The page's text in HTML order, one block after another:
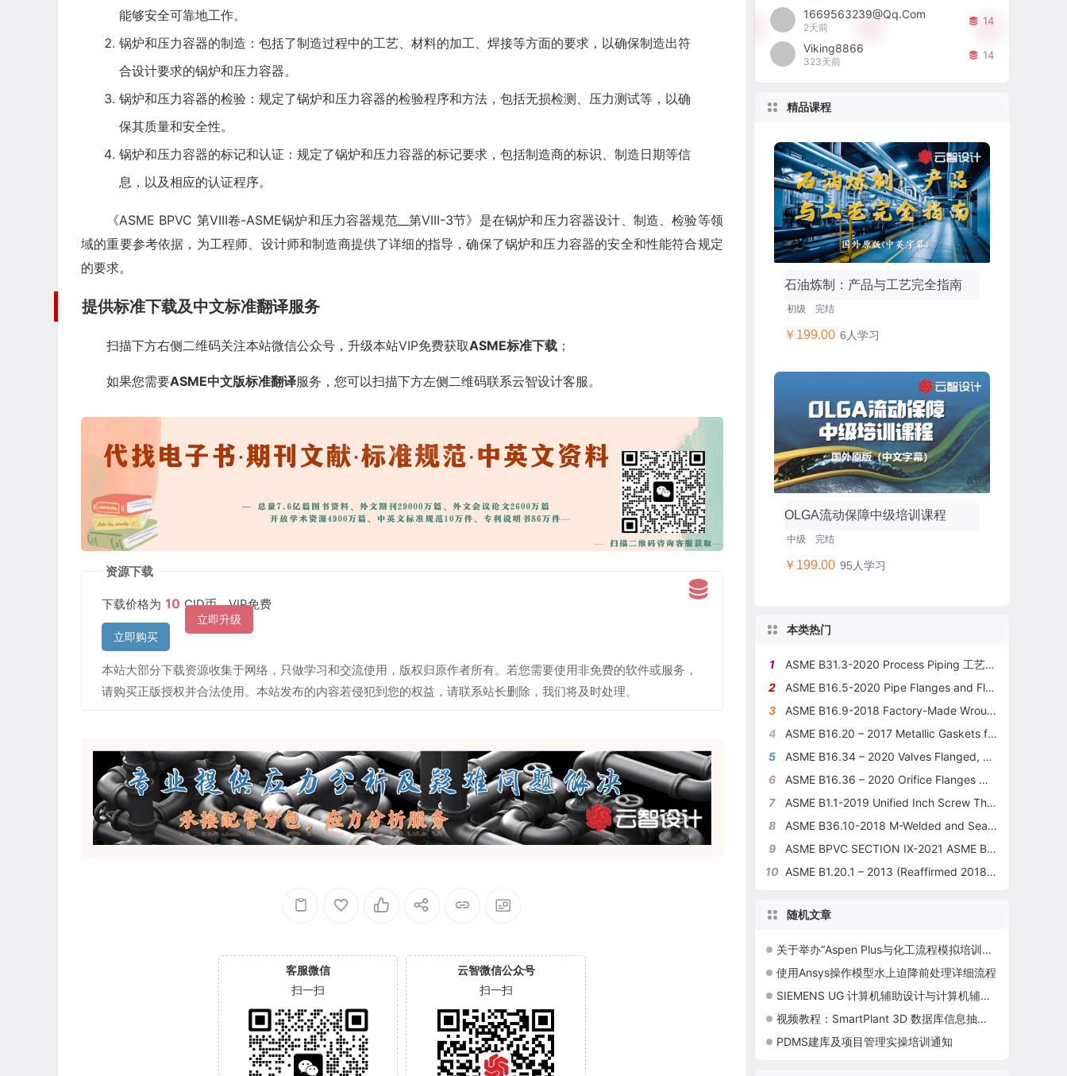
能够安全可靠地工作。
锅炉和压力容器的制造：包括了制造过程中的工艺、材料的加工、焊接等方面的要求，以确保制造出符
合设计要求的锅炉和压力容器。
锅炉和压力容器的检验：规定了锅炉和压力容器的检验程序和方法，包括无损检测、压力测试等，以确
保其质量和安全性。
锅炉和压力容器的标记和认证：规定了锅炉和压力容器的标记要求，包括制造商的标识、制造日期等信
息，以及相应的认证程序。
《ASME BPVC 第VIII卷-ASME锅炉和压力容器规范__第VIII-3节》是在锅炉和压力容器设计、制造、检验等领
域的重要参考依据，为工程师、设计师和制造商提供了详细的指导，确保了锅炉和压力容器的安全和性能符合规定
的要求。
提供标准下载及中文标准翻译服务
扫描下方右侧二维码关注本站微信公众号，升级本站VIP免费获取ASME标准下载 ；
如果您需要ASME中文版标准翻译服务，您可以扫描下方左侧二维码联系云智设计客服。
资源下载
下载价格为 10 CID币，VIP免费
立即升级
立即购买
本站大部分下载资源收集于网络，只做学习和交流使用，版权归原作者所有。若您需要使用非免费的软件或服务，
请购买正版授权并合法使用。本站发布的内容若侵犯到您的权益，请联系站长删除，我们将及时处理。
客服微信
扫一扫
云智微信公众号
扫一扫
1669563239@qq.com
2天前
14
Viking8866
323天前
14
精品课程
204节
石油炼制：产品与工艺完全指南
初级 完结
￥199.00 6人学习
8节
OLGA流动保障中级培训课程
中级 完结
￥199.00 95人学习
本类热门
1
ASME B31.3-2020 Process Piping 工艺管道标准
2
ASME B16.5-2020 Pipe Flanges and Flanged Fittings NPS 0.5 Through NPS 24 Metric_Inch Standard
3
ASME B16.9-2018 Factory-Made Wrought Buttwelding Fittings标准
4
ASME B16.20 – 2017 Metallic Gaskets for Pipe Flanges标准
5
ASME B16.34 – 2020 Valves Flanged, Threaded, and Welding End
6
ASME B16.36 – 2020 Orifice Flanges 标准
7
ASME B1.1-2019 Unified Inch Screw Threads (UN and UNR Thread Form) 规范
8
ASME B36.10-2018 M-Welded and Seamless Wrought Steel Pipe
9
ASME BPVC SECTION IX-2021 ASME Boiler and Pressure Vessel Code
10 ASME B1.20.1 – 2013 (Reaffirmed 2018) Pipe Threads, General Purpose (Inch)标准
随机文章
关于举办“Aspen Plus与化工流程模拟培训班（初/中、高级）”的通知
使用Ansys操作模型水上迫降前处理详细流程
SIEMENS UG 计算机辅助设计与计算机辅助制造CAD/CAM软件
视频教程：SmartPlant 3D 数据库信息抽取、标签化、COM查询以及SQL和SPL查询的技巧
PDMS建库及项目管理实操培训通知